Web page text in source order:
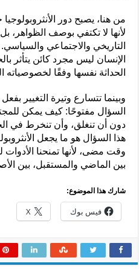
من هنا، يصبح دور
لأنها لا تكتفي بوصف الظواهر،
التاريخي والاجتماعي
الإنسان ليس مجرد كائن يتأثر
الحداثة نفسها وفقًا لخصوصياته
وبينما تتسارع وتيرة التغيير
السؤال مفتوحًا: كيف يمكن
دون أن تنغلق، وأن تنخرط في
هذا السؤال هو ما يجعل
وقت مضى، لأنها تمنحنا الأدوات
بين الماضي والمستقبل، بين
شارك هذا الموضوع:
فيس بوك X